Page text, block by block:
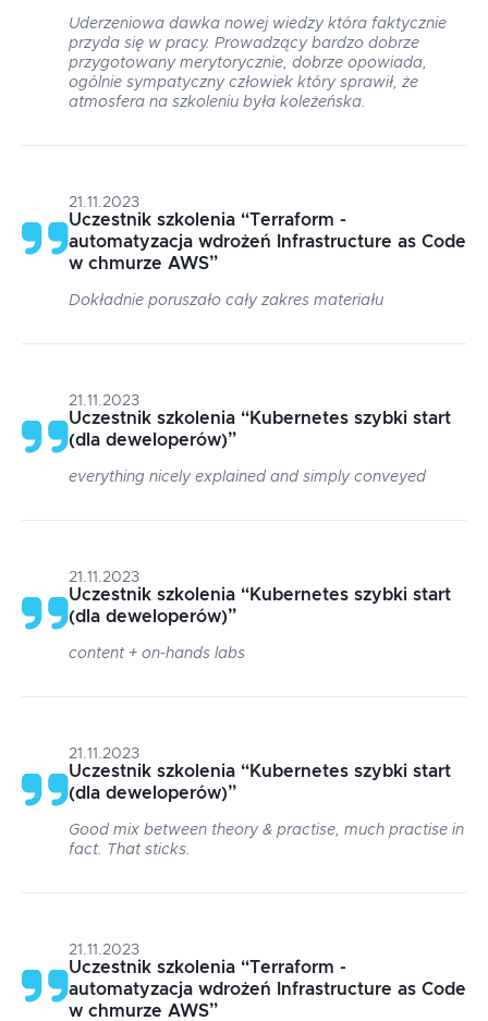
Uderzeniowa dawka nowej wiedzy która faktycznie
przyda się w pracy. Prowadzący bardzo dobrze
przygotowany merytorycznie, dobrze opowiada,
ogólnie sympatyczny człowiek który sprawił, że
atmosfera na szkoleniu była koleżeńska.
21.11.2023
Uczestnik szkolenia “Terraform -
automatyzacja wdrożeń Infrastructure as Code
w chmurze AWS”
Dokładnie poruszało cały zakres materiału
21.11.2023
Uczestnik szkolenia “Kubernetes szybki start
(dla deweloperów)”
everything nicely explained and simply conveyed
21.11.2023
Uczestnik szkolenia “Kubernetes szybki start
(dla deweloperów)”
content + on-hands labs
21.11.2023
Uczestnik szkolenia “Kubernetes szybki start
(dla deweloperów)”
Good mix between theory & practise, much practise in
fact. That sticks.
21.11.2023
Uczestnik szkolenia “Terraform -
automatyzacja wdrożeń Infrastructure as Code
w chmurze AWS”